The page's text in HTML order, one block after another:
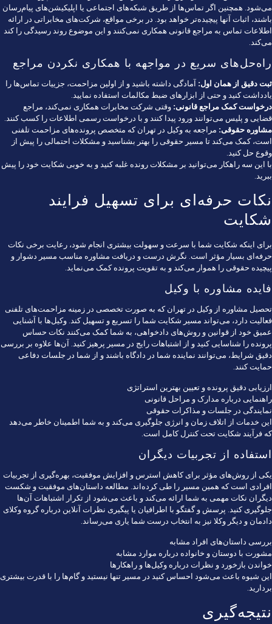
می‌شود. همچنین اگر تماس‌ها از طریق شبکه‌های اجتماعی یا اپلیکیشن‌های پیام‌رسان
باشند، اثبات آنها پیچیده‌تر خواهد بود. در برخی مواقع، شرکت‌های مخابراتی در ارائه
اطلاعات تماس به مراجع قانونی همکاری نمی‌کنند و این موضوع روند رسیدگی را کند
می‌کند.
راه‌حل‌های سریع در مواجهه با همکاری نکردن مراجع
ثبت دقیق از همان اول: آمادگی داشته باشید و از اولین مزاحمت، جزییات تماس‌ها را
یادداشت کنید و حتی از ابزارهای ضبط مکالمات استفاده نمایید.
درخواست کمک مراجع قانونی: وقتی شرکت مخابرات همکاری نمی‌کند، مراجع
قضایی و پلیس می‌توانند ورود پیدا کنند و با درخواست رسمی اطلاعات را کسب کنند.
مشاوره حقوقی: مراجعه به وکیل در تهران که متخصص پرونده‌های مزاحمت تلفنی
است، کمک می‌کند تا مسیر حقوقی را بهتر بشناسید و مشکلات احتمالی را پیش از
وقوع حل کنید.
با این سه راهکار می‌توانید بر مشکلات رونده غلبه کنید و به خوبی شکایت خود را پیش
ببرید.
نکات حرفه‌ای برای تسهیل فرایند
شکایت
برای اینکه شکایت شما با سرعت و سهولت بیشتری انجام شود، رعایت برخی نکات
حرفه‌ای بسیار مؤثر است. نگرش درست و دریافت مشاوره مناسب مسیر دشوار و
پیچیده حقوقی را هموار می‌کند و به تقویت پرونده کمک می‌نماید.
فایده مشاوره با وکیل
تحصیل مشاوره از وکیل در تهرانکه به صورت تخصصی در زمینه مزاحمت‌های تلفنی
فعالیت دارد، می‌تواند مسیر شکایت شما را تسریع و تسهیل کند. وکیل‌ها با آشنایی
عمیق خود از قوانین و روش‌های دادخواهی، به شما کمک می‌کنند نکات حساس
پرونده را شناسایی کنید و از اشتباهات رایج در مسیر پرهیز کنید. آن‌ها علاوه بر بررسی
دقیق شرایط، می‌توانند نماینده شما در دادگاه باشند و از شما در جلسات دفاعی
حمایت کنند.
ارزیابی دقیق پرونده و تعیین بهترین استراتژی
راهنمایی درباره مدارک و مراحل قانونی
نمایندگی در جلسات و مذاکرات حقوقی
این خدمات از اتلاف زمان و انرژی جلوگیری می‌کند و به شما اطمینان خاطر می‌دهد
که فرآیند شکایت تحت کنترل کامل است.
استفاده از تجربیات دیگران
یکی از روش‌های مؤثر برای کاهش استرس و افزایش موفقیت، بهره‌گیری از تجربیات
افرادی است که همین مسیر را طی کرده‌اند. مطالعه داستان‌های موفقیت و شکست
دیگران نکات مهمی به شما ارائه می‌کند و باعث می‌شود از تکرار اشتباهات آن‌ها
جلوگیری کنید. پرسش و گفتگو با اطرافیان یا پیگیری نظرات آنلاین دربارهگروه وکلای
دادمان و دیگر وکلا نیز به انتخاب درست شما یاری می‌رساند.
بررسی داستان‌های افراد مشابه
مشورت با دوستان و خانواده درباره موارد مشابه
خواندن بازخورد و نظرات درباره وکیل‌ها و راهکارها
این شیوه باعث می‌شود احساس کنید در مسیر تنها نیستید و گام‌ها را با قدرت بیشتری
بردارید.
نتیجه‌گیری